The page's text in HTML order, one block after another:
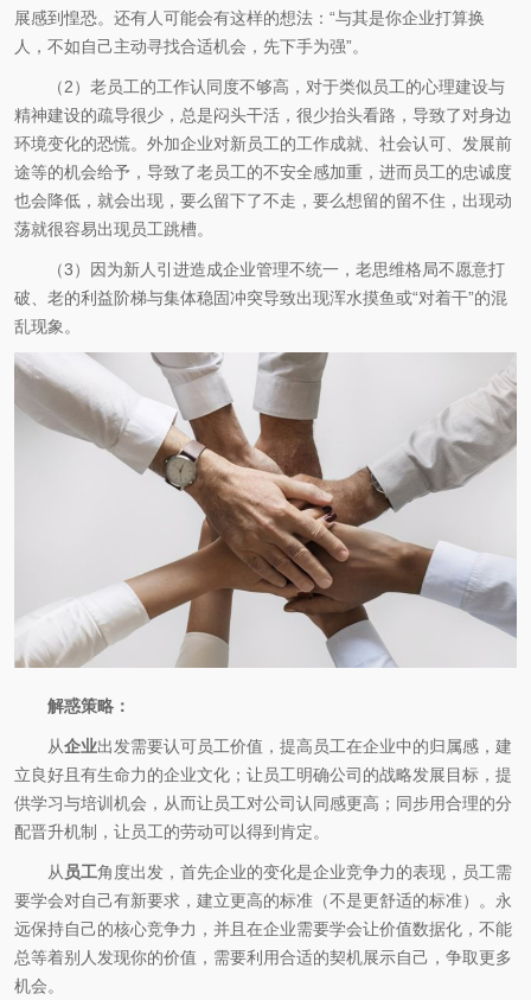
展感到惶恐。还有人可能会有这样的想法：“与其是你企业打算换
人，不如自己主动寻找合适机会，先下手为强”。
（2）老员工的工作认同度不够高，对于类似员工的心理建设与
精神建设的疏导很少，总是闷头干活，很少抬头看路，导致了对身边
环境变化的恐慌。外加企业对新员工的工作成就、社会认可、发展前
途等的机会给予，导致了老员工的不安全感加重，进而员工的忠诚度
也会降低，就会出现，要么留下了不走，要么想留的留不住，出现动
荡就很容易出现员工跳槽。
（3）因为新人引进造成企业管理不统一，老思维格局不愿意打
破、老的利益阶梯与集体稳固冲突导致出现浑水摸鱼或“对着干”的混
乱现象。
解惑策略：
从企业出发需要认可员工价值，提高员工在企业中的归属感，建
立良好且有生命力的企业文化；让员工明确公司的战略发展目标，提
供学习与培训机会，从而让员工对公司认同感更高；同步用合理的分
配晋升机制，让员工的劳动可以得到肯定。
从 员工角度出发，首先企业的变化是企业竞争力的表现，员工需
要学会对自己有新要求，建立更高的标准（不是更舒适的标准）。永
远保持自己的核心竞争力，并且在企业需要学会让价值数据化，不能
总等着别人发现你的价值，需要利用合适的契机展示自己，争取更多
机会。